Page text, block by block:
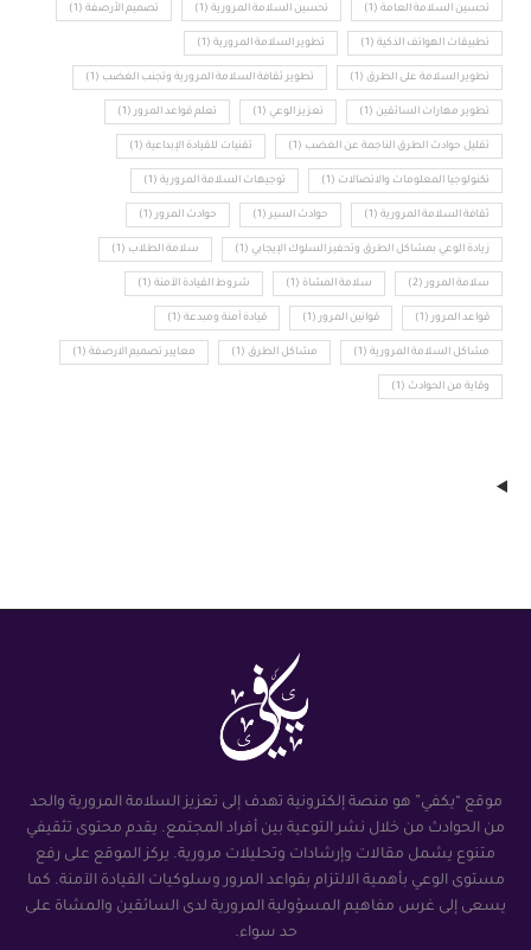
تحسين السلامة العامة (1) تحسين السلامة المرورية (1) تصميم الأرصفة (1)
تطبيقات الهواتف الذكية (1) تطوير السلامة المرورية (1)
تطوير السلامة على الطرق (1) تطوير ثقافة السلامة المرورية وتجنب الغضب (1)
تطوير مهارات السائقين (1) تعزيز الوعي (1) تعلم قواعد المرور (1)
تقليل حوادث الطرق الناجمة عن الغضب (1) تقنيات للقيادة الإبداعية (1)
تكنولوجيا المعلومات والاتصالات (1) توجيهات السلامة المرورية (1)
ثقافة السلامة المرورية (1) حوادث السير (1) حوادث المرور (1)
زيادة الوعي بمشاكل الطرق وتحفيز السلوك الإيجابي (1) سلامة الطلاب (1)
سلامة المرور (2) سلامة المشاة (1) شروط القيادة الآمنة (1)
قواعد المرور (1) قوانين المرور (1) قيادة آمنة ومبدعة (1)
مشاكل السلامة المرورية (1) مشاكل الطرق (1) معايير تصميم الارصفة (1)
وقاية من الحوادث (1)
موقع “يكفي” هو منصة إلكترونية تهدف إلى تعزيز السلامة المرورية والحد
من الحوادث من خلال نشر التوعية بين أفراد المجتمع. يقدم محتوى تثقيفي
متنوع يشمل مقالات وإرشادات وتحليلات مرورية. يركز الموقع على رفع
مستوى الوعي بأهمية الالتزام بقواعد المرور وسلوكيات القيادة الآمنة. كما
يسعى إلى غرس مفاهيم المسؤولية المرورية لدى السائقين والمشاة على
حد سواء.